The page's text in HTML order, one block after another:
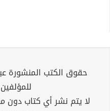
حقوق الكتب المنشورة
لا يتم نشر أي كتاب دون